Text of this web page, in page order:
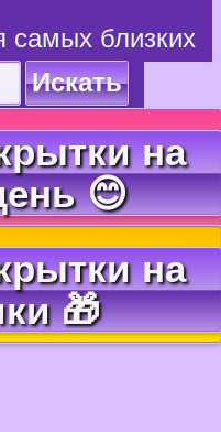
самых близких
Искать
на
😊
на
🎁